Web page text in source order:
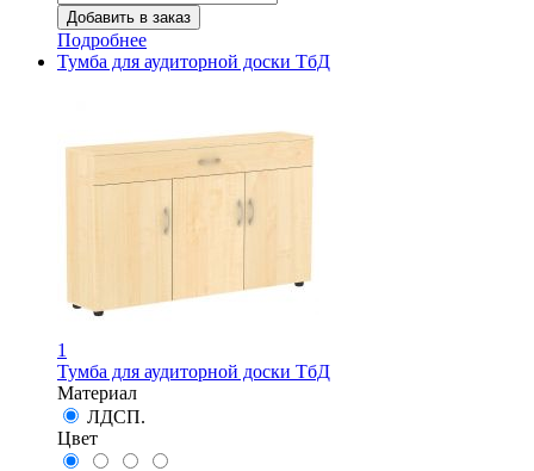
Подробнее
Тумба для аудиторной доски ТбД
1
Тумба для аудиторной доски ТбД
Материал
ЛДСП.
Цвет